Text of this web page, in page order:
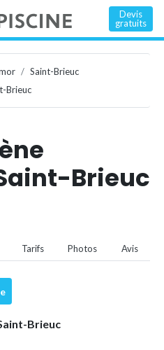
Devis
gratuits
Saint-Brieuc
Brieuc
Brieuc
Tarifs Photos Avis
Brieuc